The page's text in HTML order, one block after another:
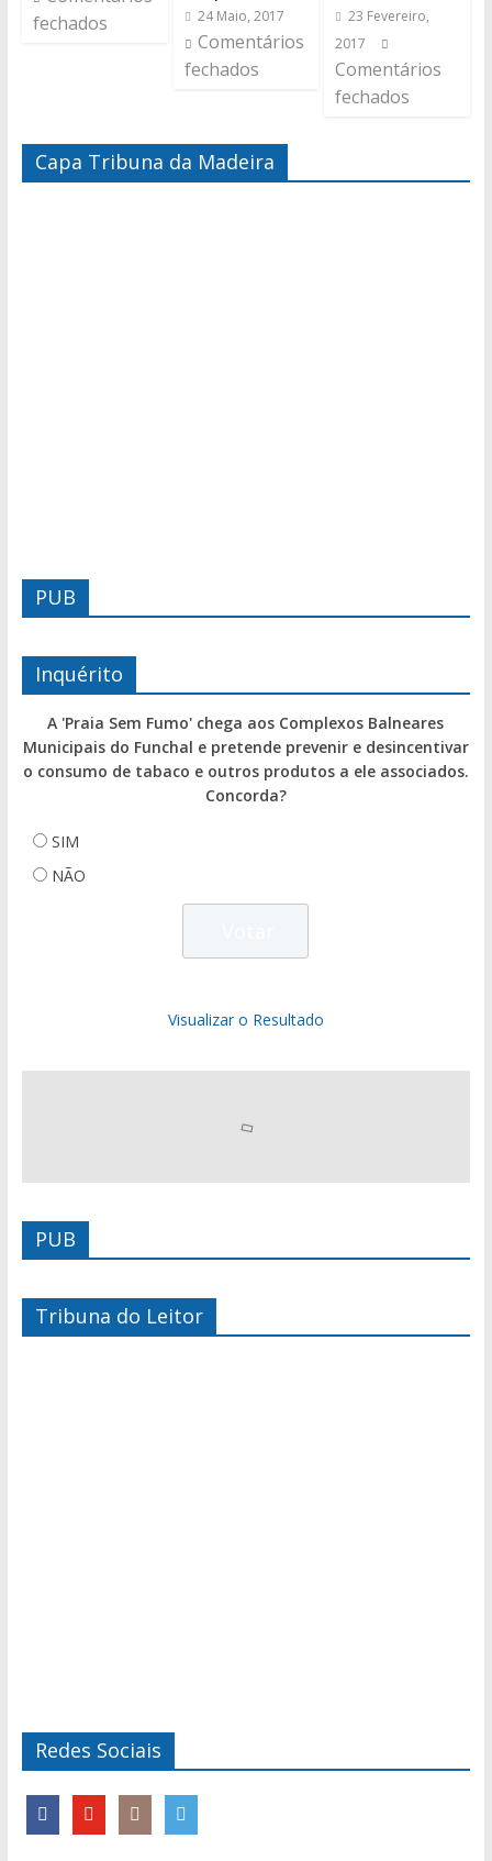
fechados
24 Maio, 2017
Comentários
fechados
23 Fevereiro,
2017
Comentários
fechados
Capa Tribuna da Madeira
PUB
Inquérito
A 'Praia Sem Fumo' chega aos Complexos Balneares
Municipais do Funchal e pretende prevenir e desincentivar
o consumo de tabaco e outros produtos a ele associados.
Concorda?
SIM
NÃO
Visualizar o Resultado
PUB
Tribuna do Leitor
Redes Sociais